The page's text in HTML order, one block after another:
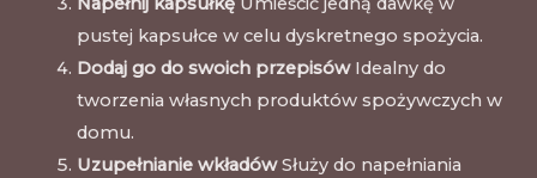
pustej kapsułce w celu dyskretnego spożycia.
Dodaj go do swoich przepisówIdealny do
tworzenia własnych produktów spożywczych w
domu.
Uzupełnianie wkładówSłuży do napełniania